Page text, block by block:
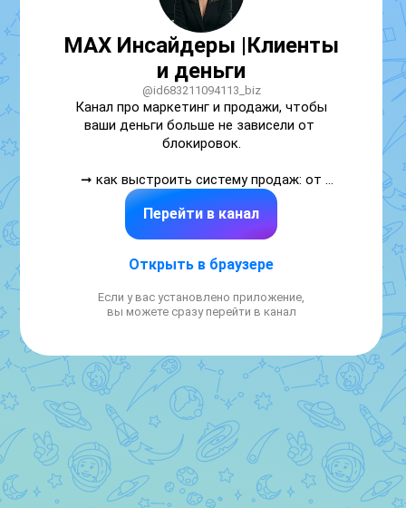
МАХ Инсайдеры |Клиенты
и деньги
@id683211094113_biz
Канал про маркетинг и продажи, чтобы
ваши деньги больше не зависели от
блокировок.
➞ как выстроить систему продаж: от
контента и позиционирования до воронок
продаж на продукты с любым чеком.
https://max.ru/id683211094113_biz/AZ19OiKoTNs
Автор Ольга Конобеева  > 18 лет в
Перейти в канал
Открыть в браузере
Если у вас установлено приложение,
вы можете сразу перейти в канал